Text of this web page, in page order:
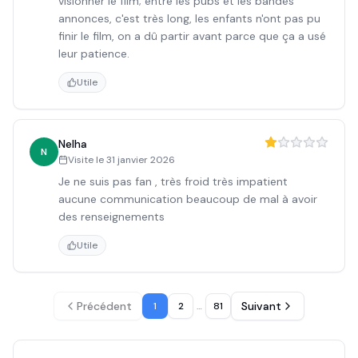
annonces, c'est très long, les enfants n'ont pas pu
finir le film, on a dû partir avant parce que ça a usé
leur patience.
Utile
N
Nelha
Visite le31 janvier 2026
Je ne suis pas fan , très froid très impatient
aucune communication beaucoup de mal à avoir
des renseignements
Utile
Précédent 1 2 … 81 Suivant